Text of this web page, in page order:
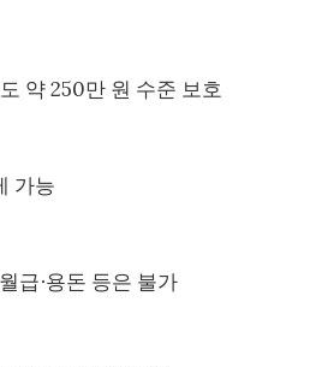
약 250만 원 수준 보호
가능
급∙용돈 등은 불가